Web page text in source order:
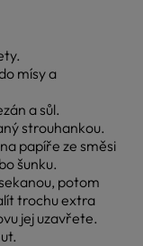
mísy a
a sůl.
strouhankou.
papíře ze směsi
šunku.
potom
trochu extra
jej uzavřete.